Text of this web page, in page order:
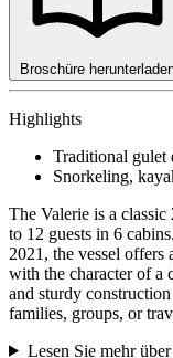
Broschüre
Highlights
Traditional gulet
Snorkeling,
The Valerie is a
to 12 guests in 6
2021, the vessel
with the character of a
and sturdy
families, groups, or
Lesen Sie mehr